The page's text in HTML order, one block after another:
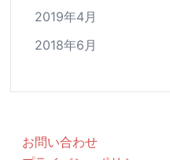
2019年4月
2018年6月
お問い合わせ